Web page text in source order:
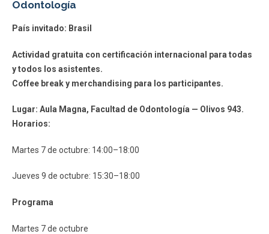
Odontología
País invitado: Brasil
Actividad gratuita con certificación internacional para todas
y todos los asistentes.
Coffee break y merchandising para los participantes.
Lugar: Aula Magna, Facultad de Odontología — Olivos 943.
Horarios:
Martes 7 de octubre: 14:00–18:00
Jueves 9 de octubre: 15:30–18:00
Programa
Martes 7 de octubre